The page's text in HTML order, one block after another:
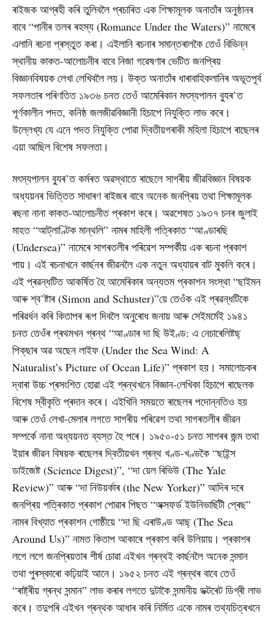
ৰাইজক আগ্ৰহী কৰি তুলিবলৈ প্ৰচাৰিত এক শিক্ষামূলক অনাতাঁৰ অনুষ্ঠানৰ
বাবে “পানীৰ তলৰ ৰহস্য (Romance Under the Waters)” নামেৰে
এলানি ৰচনা প্ৰস্তুত কৰা। এইলানি ৰচনাৰ সমান্তৰালকৈ তেওঁ বিভিন্ন
স্থানীয় কাকত-আলোচনীৰ বাবে নিজা গৱেষণাৰ ভেটিত জনপ্ৰিয়
বিজ্ঞানবিষয়ক লেখা লেখিবলৈ লয়। উক্ত অনাতাঁৰ ধাৰাবাহিকলানিৰ অভূতপূৰ্ব
সফলতাৰ পৰিণতিত ১৯৩৬ চনত তেওঁ আমেৰিকান মৎস্যপালন ব্যুৰ’ত
পূৰ্ণকালীন পদত, কনিষ্ঠ জলজীৱবিজ্ঞানী হিচাপে নিযুক্তি লাভ কৰে।
উল্লেখ্য যে এনে পদত নিযুক্তি পোৱা দ্বিতীয়গৰাকী মহিলা হিচাপে ৰাছেলৰ
এয়া আছিল বিশেষ সফলতা।
মৎস্যপালন ব্যুৰ’ত কৰ্মৰত অৱস্থাতে ৰাছেলে সাগৰীয় জীৱবিজ্ঞান বিষয়ক
অধ্যয়নৰ ভিত্তিত সাধাৰণ ৰাইজৰ বাবে অনেক জনপ্ৰিয় তথা শিক্ষামূলক
ৰছনা নানা কাকত-আলোচনীত প্ৰকাশ কৰে। অৱশেষত ১৯৩৭ চনৰ জুলাই
মাহত “আট্‌লাণ্টিক মান্থলি” নামৰ মাহিলী পত্ৰিকাত “আণ্ডাৰছি
(Undersea)” নামেৰে সাগৰতলীৰ পৰিৱেশ সম্পৰ্কীয় এক ৰচনা প্ৰকাশ
পায়। এই ৰচনাখনে কাৰ্ছনৰ জীৱনলৈ এক নতুন অধ্যায়ৰ বাট মুকলি কৰে।
এই প্ৰৱন্ধটিত আকৰ্ষিত হৈ আমেৰিকাৰ অন্যতম প্ৰকাশন সংস্থা “ছাইমন
আৰু শ্ব’ষ্টাৰ (Simon and Schuster)”য়ে তেওঁক এই প্ৰৱন্ধটিকে
পৰিৱৰ্ধন কৰি কিতাপৰ ৰূপ দিবলৈ অনুৰোধ জনায় আৰু সেইমৰ্মেই ১৯৪১
চনত তেওঁৰ প্ৰথমখন গ্ৰন্থ “আণ্ডাৰ দা ছি উইণ্ড: এ নেচাৰেলিষ্টছ্
পিক্‌ছাৰ অৱ অছেন লাইফ (Under the Sea Wind: A
Naturalist’s Picture of Ocean Life)” প্ৰকাশ হয়। সমালোচকৰ
দ্বাৰা উচ্চ প্ৰসংশিত হোৱা এই গ্ৰন্থখনে বিজ্ঞান-লেখিকা হিচাপে ৰাছেলক
বিশেষ স্বীকৃতি প্ৰদান কৰে। এইখিনি সময়তে ৰাছেলৰ পদোন্নতিও হয়
আৰু তেওঁ লেখা-মেলাৰ লগতে সাগৰীয় পৰিৱেশ তথা সাগৰতলীৰ জীৱন
সম্পৰ্কে নানা অধ্যয়নত ব্যস্ত হৈ পৰে। ১৯৫০-৫১ চনত সাগৰৰ জন্ম তথা
ইয়াৰ জীৱন বিষয়ক ৰাছেলৰ দ্বিতীয়খন গ্ৰন্থ খণ্ড-খণ্ডকৈ “ছাইন্স
ডাইজেষ্ট (Science Digest)”, “দা য়েল ৰিভিউ (The Yale
Review)” আৰু “দা নিউয়ৰ্কাৰ (the New Yorker)” আদিৰ দৰে
জনপ্ৰিয় পত্ৰিকাত প্ৰকাশ পোৱাৰ পিছত “অক্সফৰ্ড ইউনিভাৰ্ছিটী প্ৰেছ”
নামৰ বিখ্যাত প্ৰকাশন গোষ্ঠীয়ে “দা ছি এৰাউণ্ড আছ্‌ (The Sea
Around Us)” নামত কিতাপ আকাৰে প্ৰকাশ কৰি উলিয়ায়। প্ৰকাশৰ
লগে লগে জনপ্ৰিয়তাৰ শীৰ্ষ চোৱা এইখন গ্ৰন্থই কাৰ্ছনলৈ অনেক সন্মান
তথা পুৰস্কাৰো কঢ়িয়াই আনে। ১৯৫২ চনত এই গ্ৰন্থৰ বাবে তেওঁ
“ৰাষ্ট্ৰীয় গ্ৰন্থ সন্মান” লাভ কৰাৰ লগতে দুটাকৈ সন্মানীয় ডক্টৰেট ডিগ্ৰী লাভ
কৰে। তদুপৰি এইখন গ্ৰন্থক আধাৰ কৰি নিৰ্মিত একে নামৰ তথ্যচিত্ৰখনে